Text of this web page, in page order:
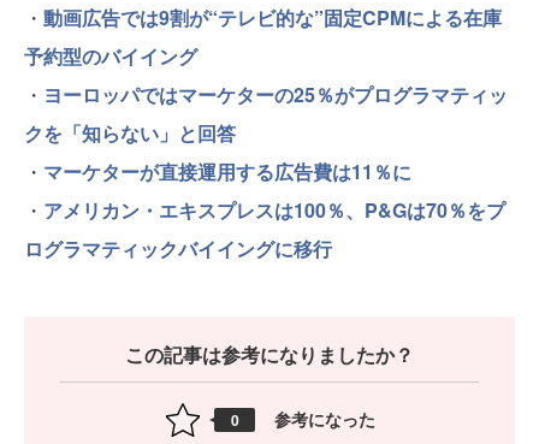
・ 動画広告では9割が“テレビ的な”固定CPMによる在庫
予約型のバイイング
・ ヨーロッパではマーケターの25％がプログラマティッ
クを「知らない」と回答
・ マーケターが直接運用する広告費は11％に
・ アメリカン・エキスプレスは100％、P&Gは70％をプ
ログラマティックバイイングに移行
この記事は参考になりましたか？
0 参考になった